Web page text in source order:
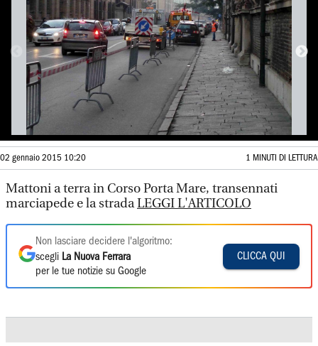
02 gennaio 2015 10:20 1 MINUTI DI LETTURA
Mattoni a terra in Corso Porta Mare, transennati
marciapede e la stradaLEGGI L'ARTICOLO
Non lasciare decidere l'algoritmo:
scegli La Nuova Ferrara
per le tue notizie su Google
CLICCA QUI